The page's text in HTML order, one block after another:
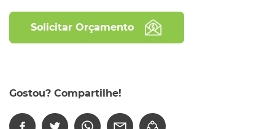
Solicitar Orçamento
Gostou? Compartilhe!